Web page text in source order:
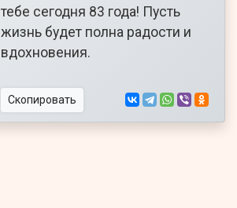
тебе сегодня 83 года! Пусть
жизнь будет полна радости и
вдохновения.
Скопировать